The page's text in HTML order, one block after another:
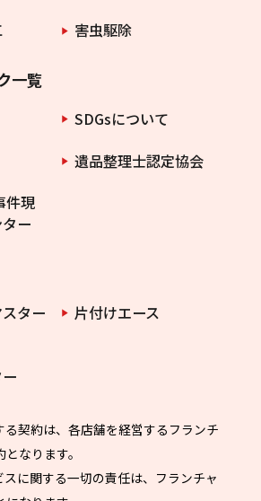
害虫駆除
一覧
SDGsについて
遺品整理士認定協会
件現
ー
ター
片付けエース
契約は、各店舗を経営するフランチ
なります。
に関する一切の責任は、フランチャ